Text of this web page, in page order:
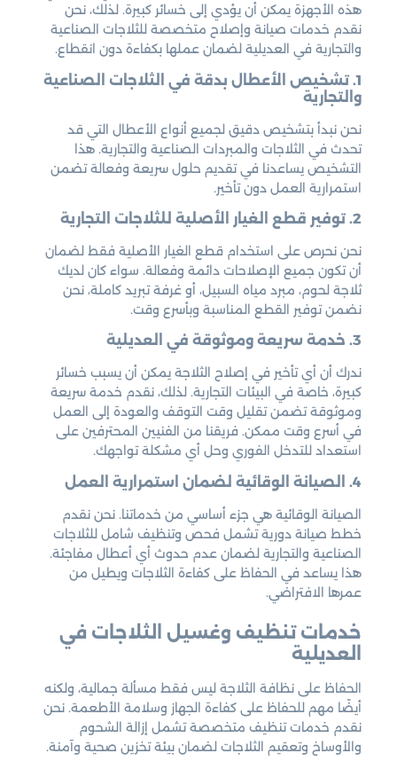
هذه الأجهزة يمكن أن يؤدي إلى خسائر كبيرة. لذلك، نحن
نقدم خدمات صيانة وإصلاح متخصصة للثلاجات الصناعية
والتجارية في العديلية لضمان عملها بكفاءة دون انقطاع.
1. تشخيص الأعطال بدقة في الثلاجات الصناعية
والتجارية
نحن نبدأ بتشخيص دقيق لجميع أنواع الأعطال التي قد
تحدث في الثلاجات والمبردات الصناعية والتجارية. هذا
التشخيص يساعدنا في تقديم حلول سريعة وفعالة تضمن
استمرارية العمل دون تأخير.
2. توفير قطع الغيار الأصلية للثلاجات التجارية
نحن نحرص على استخدام قطع الغيار الأصلية فقط لضمان
أن تكون جميع الإصلاحات دائمة وفعالة. سواء كان لديك
ثلاجة لحوم، مبرد مياه السبيل، أو غرفة تبريد كاملة، نحن
نضمن توفير القطع المناسبة وبأسرع وقت.
3. خدمة سريعة وموثوقة في العديلية
ندرك أن أي تأخير في إصلاح الثلاجة يمكن أن يسبب خسائر
كبيرة، خاصة في البيئات التجارية. لذلك، نقدم خدمة سريعة
وموثوقة تضمن تقليل وقت التوقف والعودة إلى العمل
في أسرع وقت ممكن. فريقنا من الفنيين المحترفين على
استعداد للتدخل الفوري وحل أي مشكلة تواجهك.
4. الصيانة الوقائية لضمان استمرارية العمل
الصيانة الوقائية هي جزء أساسي من خدماتنا. نحن نقدم
خطط صيانة دورية تشمل فحص وتنظيف شامل للثلاجات
الصناعية والتجارية لضمان عدم حدوث أي أعطال مفاجئة.
هذا يساعد في الحفاظ على كفاءة الثلاجات ويطيل من
عمرها الافتراضي.
خدمات تنظيف وغسيل الثلاجات في
العديلية
الحفاظ على نظافة الثلاجة ليس فقط مسألة جمالية، ولكنه
أيضًا مهم للحفاظ على كفاءة الجهاز وسلامة الأطعمة. نحن
نقدم خدمات تنظيف متخصصة تشمل إزالة الشحوم
والأوساخ وتعقيم الثلاجات لضمان بيئة تخزين صحية وآمنة.